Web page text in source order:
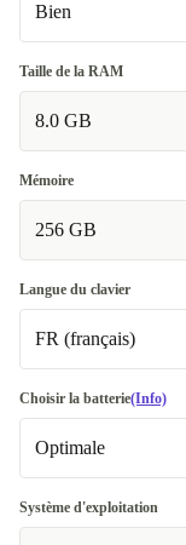
Bien
Bien
Très bien
Taille de la RAM
8.0 GB
Mémoire
256 GB
Langue du clavier
FR (français)
BE (belge)
CZ (tchèque)
DE (allemand)
Choisir la batterie(Info)
Optimale
Optimale
Système d'exploitation